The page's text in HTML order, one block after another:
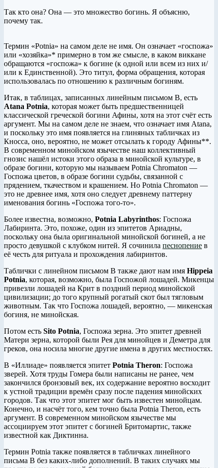
Так кто она? Она — это множество богинь. Я объясню,
почему так.
Термин «Potnia» на самом деле не имя. Он означает «госпожа»
или «хозяйка»* примерно в том же смысле, в каком виккане
обращаются «госпожа» к богине (к одной или всем из них и/
или к Единственной). Это титул, форма обращения, которая
использовалась по отношению к различным богиням.
Итак, в таблицах, записанных линейным письмом B, есть
Atana Potnia, которая может быть предшественницей
классической греческой богини Афины, хотя на этот счёт есть
аргумент. Мы на самом деле не знаем, что означает имя Atana,
и поскольку это имя появляется на глиняных табличках из
Кносса, оно, вероятно, не может отсылать к городу Афины**.
В современном минойском язычестве наш коллективный
гнозис нашёл истоки этого образа в минойской культуре, в
образе богини, которую мы называем Potnia Chromaton —
Госпожа цветов, в образе богини судьбы, связанной с
прядением, ткачеством и крашением. Но Potnia Chromaton —
это не древнее имя, хотя оно следует древнему паттерну
именования богинь «Госпожа того-то».
Более известна, возможно, Potnia Labyrinthos: Госпожа
Лабиринта. Это, похоже, один из эпитетов Ариадны,
поскольку она была оригинальной минойской богиней, а не
просто девушкой с клубком нитей. Я сочинила песнопение в
её честь для ритуала и прохождения лабиринтов.
Таблички с линейном письмом B также дают нам имя Hippeia
Potnia, которая, возможно, была Госпожой лошадей. Микенцы
привезли лошадей на Крит в поздний период минойской
цивилизации; до того крупный рогатый скот был тягловым
животным. Так что Госпожа лошадей, вероятно, — микенская
богиня, не минойская.
Потом есть Sito Potnia, Госпожа зерна. Это эпитет древней
Матери зерна, которой были Рея для минойцев и Деметра для
греков, она носила многие другие имена в других местностях.
В «Иллиаде» появляется эпитет Potnia Theron: Госпожа
зверей. Хотя труды Гомера были написаны не ранее, чем
закончился бронзовый век, их содержание вероятно восходит
к устной традиции времён сразу после падения минойских
городов. Так что этот эпитет мог быть известен минойцам.
Конечно, и насчёт того, кем точно была Potnia Theron, есть
аргумент. В современном минойском язычестве мы
ассоциируем этот эпитет с богиней Бритомартис, также
известной как Диктинна.
Термин Potnia также появляется в табличках линейного
письма B без каких-либо дополнений. В таких случаях мы